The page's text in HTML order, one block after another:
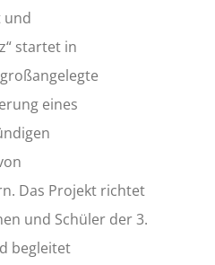
und
startet in
eines
Das Projekt richtet
und Schüler der 3.
begleitet